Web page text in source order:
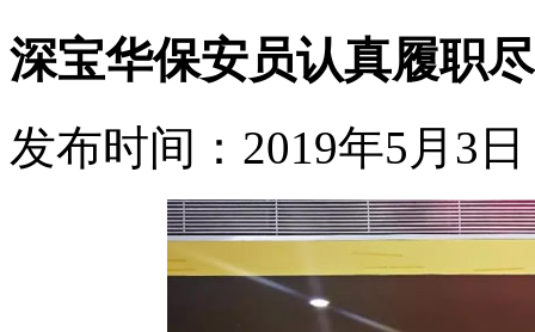
深宝华保安员认真履职
发布时间：2019年5月3